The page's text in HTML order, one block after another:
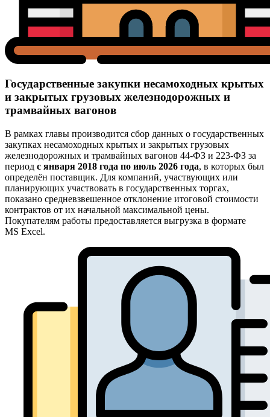
Государственные закупки несамоходных крытых
и закрытых грузовых железнодорожных и
трамвайных вагонов
В рамках главы производится сбор данных о государственных
закупках несамоходных крытых и закрытых грузовых
железнодорожных и трамвайных вагонов 44-ФЗ и 223-ФЗ за
период с января 2018 года по июль 2026 года, в которых был
определён поставщик. Для компаний, участвующих или
планирующих участвовать в государственных торгах,
показано средневзвешенное отклонение итоговой стоимости
контрактов от их начальной максимальной цены.
Покупателям работы предоставляется выгрузка в формате
MS Excel.